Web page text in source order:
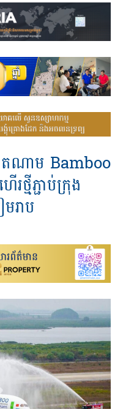
ណាម Bamboo
ថ្មីភ្ជាប់ក្រុង
រាប